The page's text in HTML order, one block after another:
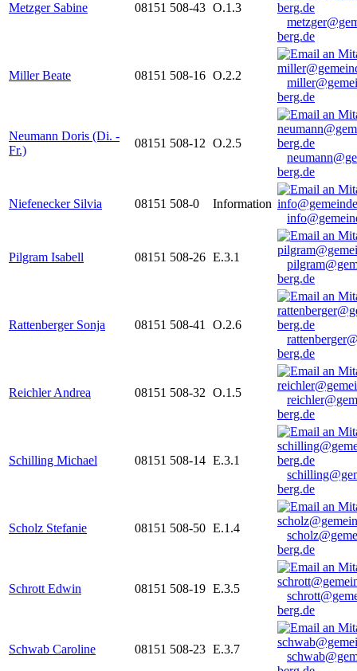
Metzger Sabine 08151 508-43 O.1.3
berg.de
Miller Beate 08151 508-16 O.2.2
berg.de
Neumann Doris (Di. -
Fr.)
08151 508-12 O.2.5
berg.de
Niefenecker Silvia 08151 508-0
Information
Pilgram Isabell 08151 508-26 E.3.1
berg.de
Rattenberger Sonja 08151 508-41
O.2.6
berg.de
Reichler Andrea 08151 508-32 O.1.5
berg.de
Schilling Michael 08151 508-14 E.3.1
berg.de
Scholz Stefanie 08151 508-50 E.1.4
berg.de
Schrott Edwin 08151 508-19 E.3.5
berg.de
Schwab Caroline 08151 508-23 E.3.7